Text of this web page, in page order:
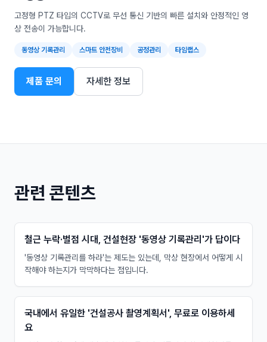
고정형 PTZ 타입의 CCTV로 무선 통신 기반의 빠른 설치와 안정적인 영
상 전송이 가능합니다.
동영상 기록관리 스마트 안전장비 공정관리 타임랩스
제품 문의 자세한 정보
관련 콘텐츠
철근 누락·벌점 시대, 건설현장 '동영상 기록관리'가 답이다
'동영상 기록관리를 하라'는 제도는 있는데, 막상 현장에서 어떻게 시
작해야 하는지가 막막하다는 점입니다.
국내에서 유일한 '건설공사 촬영계획서', 무료로 이용하세
요